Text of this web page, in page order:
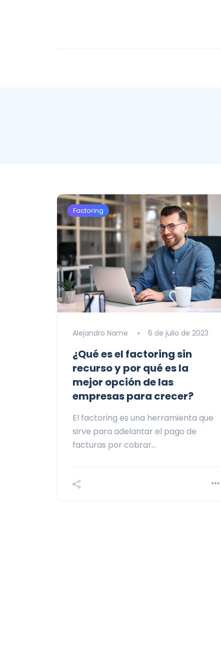
Factoring
Alejandro Name 6 de julio de 2023
¿Qué es el factoring sin
recurso y por qué es la
mejor opción de las
empresas para crecer?
El factoring es una herramienta que
sirve para adelantar el pago de
facturas por cobrar…